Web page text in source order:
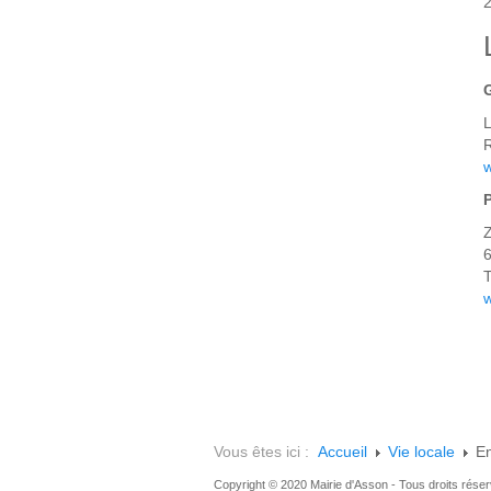
Vous êtes ici : Accueil Vie locale
Copyright © 2020 Mairie d'Asson - Tous droits